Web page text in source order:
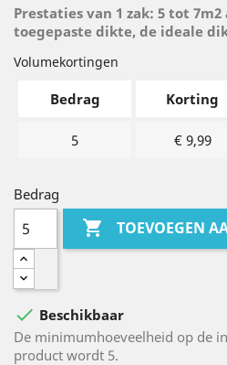
Prestaties van 1 zak: 5 tot
toegepaste dikte, de ideale
Volumekortingen
Bedrag Korting
5 € 9,99
Bedrag
 TOEVOEGEN
 Beschikbaar
De minimumhoeveelheid op de
product wordt 5.